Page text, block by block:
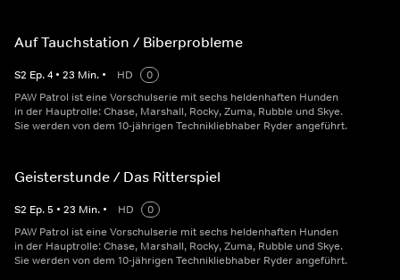
Auf Tauchstation / Biberprobleme
S2 Ep.4 • 23 Min. • HD
0
PAW Patrol ist eine Vorschulserie mit sechs heldenhaften Hunden
in der Hauptrolle: Chase, Marshall, Rocky, Zuma, Rubble und Skye.
Sie werden von dem 10-jährigen Technikliebhaber Ryder angeführt.
Geisterstunde / Das Ritterspiel
S2 Ep.5 • 23 Min. • HD
0
PAW Patrol ist eine Vorschulserie mit sechs heldenhaften Hunden
in der Hauptrolle: Chase, Marshall, Rocky, Zuma, Rubble und Skye.
Sie werden von dem 10-jährigen Technikliebhaber Ryder angeführt.